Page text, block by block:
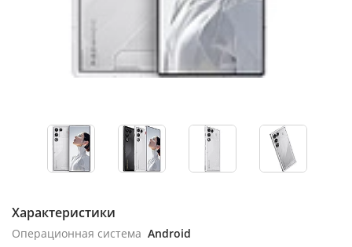
Характеристики
Операционная система Android